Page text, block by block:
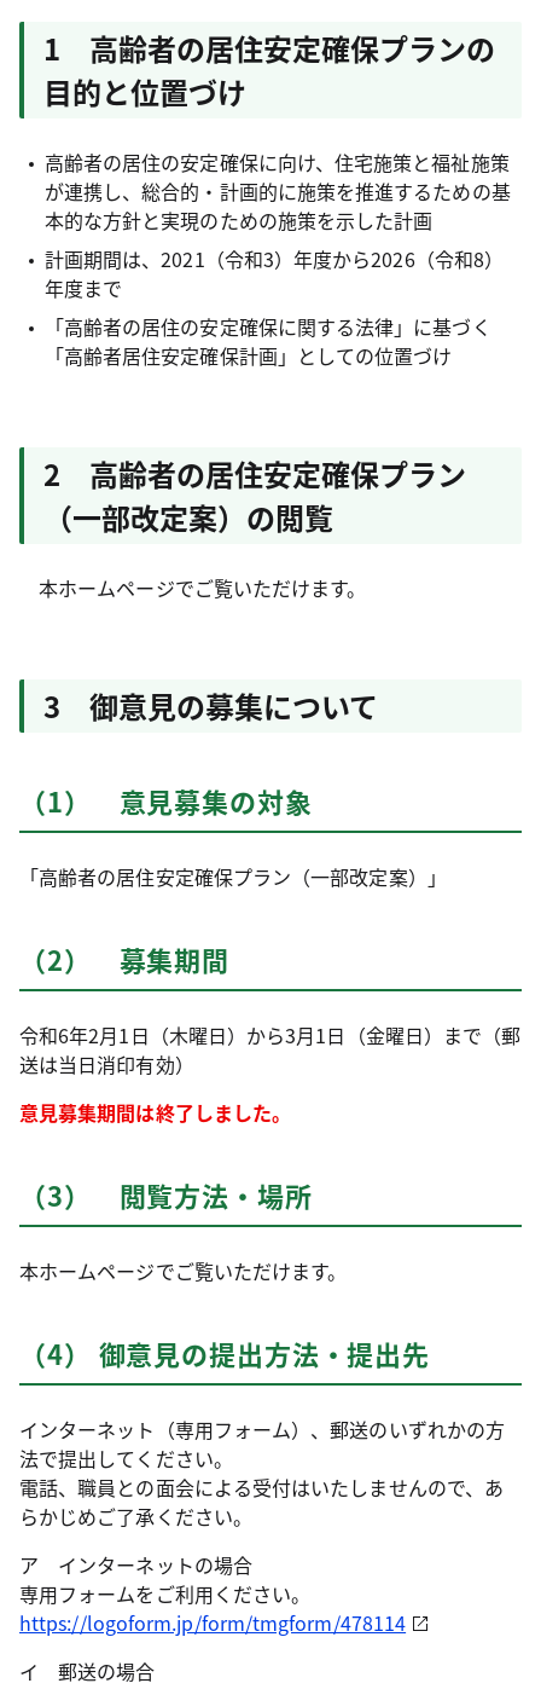
1 高齢者の居住安定確保プランの
目的と位置づけ
高齢者の居住の安定確保に向け、住宅施策と福祉施策
が連携し、総合的・計画的に施策を推進するための基
本的な方針と実現のための施策を示した計画
計画期間は、2021（令和3）年度から2026（令和8）
年度まで
「高齢者の居住の安定確保に関する法律」に基づく
「高齢者居住安定確保計画」としての位置づけ
2 高齢者の居住安定確保プラン
（一部改定案）の閲覧
本ホームページでご覧いただけます。
3 御意見の募集について
（1） 意見募集の対象
「高齢者の居住安定確保プラン（一部改定案）」
（2） 募集期間
令和6年2月1日（木曜日）から3月1日（金曜日）まで（郵
送は当日消印有効）
意見募集期間は終了しました。
（3） 閲覧方法・場所
本ホームページでご覧いただけます。
（4） 御意見の提出方法・提出先
インターネット（専用フォーム）、郵送のいずれかの方
法で提出してください。
電話、職員との面会による受付はいたしませんので、あ
らかじめご了承ください。
ア インターネットの場合
専用フォームをご利用ください。
https://logoform.jp/form/tmgform/478114
イ 郵送の場合